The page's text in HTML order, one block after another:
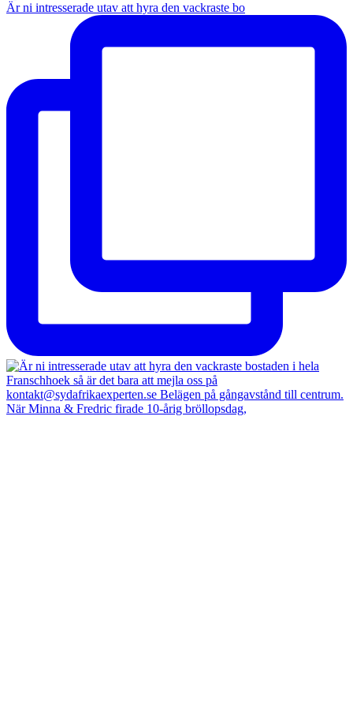
Är ni intresserade utav att hyra den vackraste bo
När Minna & Fredric firade 10-årig bröllopsdag,